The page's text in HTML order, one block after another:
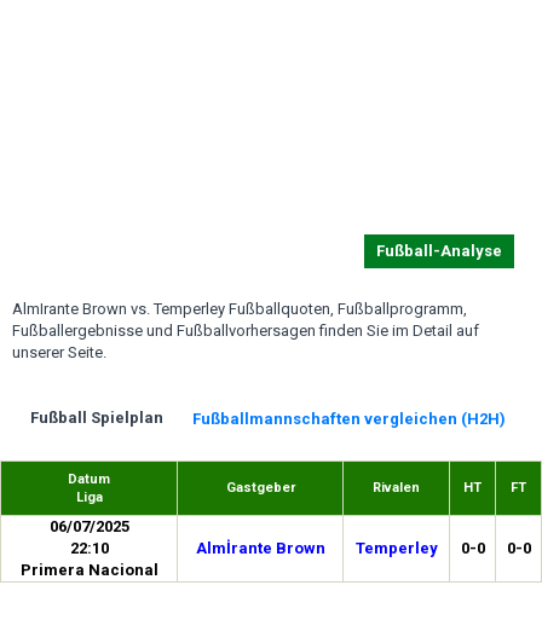
Fußball-Analyse
AlmIrante Brown vs. Temperley Fußballquoten, Fußballprogramm,
Fußballergebnisse und Fußballvorhersagen finden Sie im Detail auf
unserer Seite.
Fußball Spielplan Fußballmannschaften vergleichen (H2H)
Datum
Liga
Gastgeber Rivalen HT FT
06/07/2025
22:10
Primera Nacional
Almİrante Brown Temperley 0-0 0-0